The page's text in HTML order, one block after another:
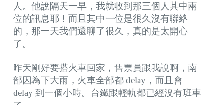
人。他說隔天一早，我就收到那三個人其中兩
位的訊息耶！而且其中一位是很久沒有聯絡
的，那一天我們還聊了很久，真的是太開心
了。
昨天剛好要搭火車回家，售票員跟我說啊，南
部因為下大雨，火車全部都 delay，而且會
delay 到一個小時。台鐵跟輕軌都已經沒有班車